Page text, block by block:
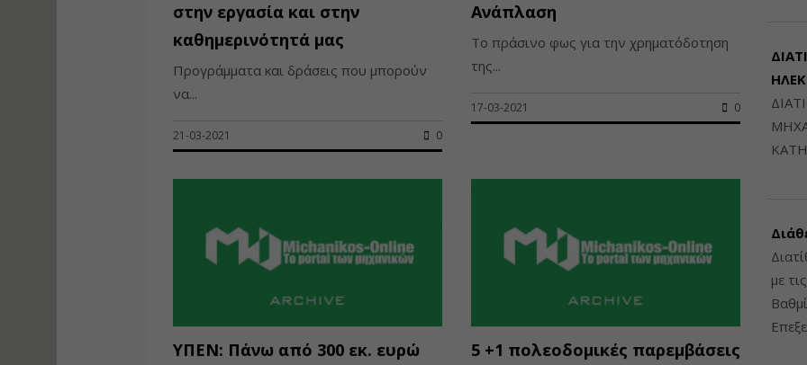
στην εργασία και στην
καθημερινότητά μας
Προγράμματα και δράσεις που μπορούν
να...
21-03-2021 0
Ανάπλαση
Το πράσινο φως για την χρηματόδοτηση
της...
17-03-2021 0
ΥΠΕΝ: Πάνω από 300 εκ. ευρώ
5 +1 πολεοδομικές παρεμβάσεις
με